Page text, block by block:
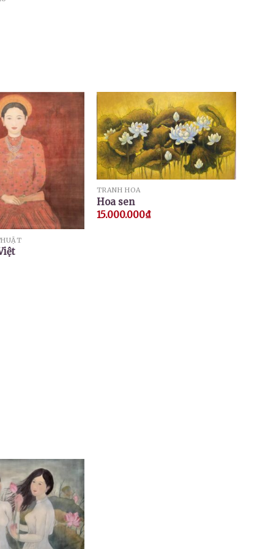
TRANH HOA
Hoa sen
15.000.000₫